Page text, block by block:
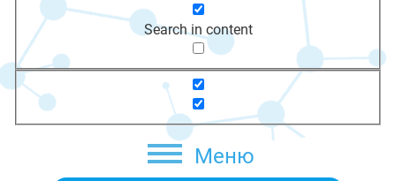
Search in content
Меню